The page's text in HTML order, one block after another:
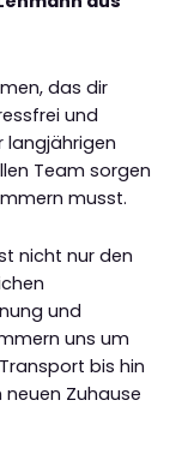
das dir
und
langjährigen
Team sorgen
musst.
nicht nur den
und
uns um
bis hin
Zuhause